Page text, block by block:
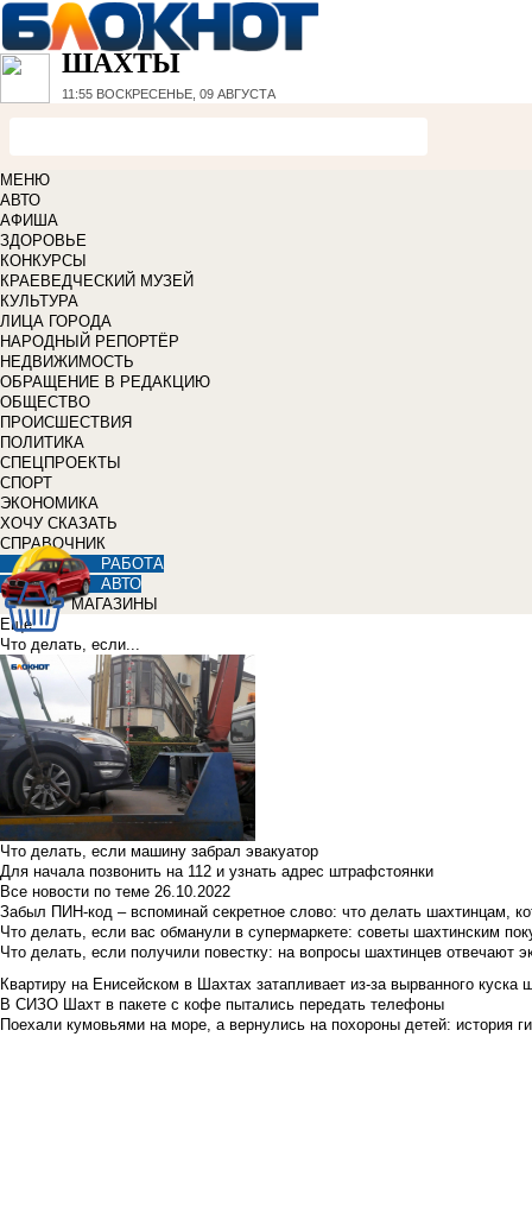
ШАХТЫ
11:55 ВОСКРЕСЕНЬЕ, 09 АВГУСТА
МЕНЮ
АВТО
АФИША
ЗДОРОВЬЕ
КОНКУРСЫ
КРАЕВЕДЧЕСКИЙ МУЗЕЙ
КУЛЬТУРА
ЛИЦА ГОРОДА
НАРОДНЫЙ РЕПОРТЁР
НЕДВИЖИМОСТЬ
ОБРАЩЕНИЕ В РЕДАКЦИЮ
ОБЩЕСТВО
ПРОИСШЕСТВИЯ
ПОЛИТИКА
СПЕЦПРОЕКТЫ
СПОРТ
ЭКОНОМИКА
ХОЧУ СКАЗАТЬ
СПРАВОЧНИК
РАБОТА
АВТО
МАГАЗИНЫ
Еще
Что делать, если...
Что делать, если машину забрал эвакуатор
Для начала позвонить на 112 и узнать адрес штрафстоянки
Все новости по теме 26.10.2022
Забыл ПИН-код – вспоминай секретное слово: что делать шахтинцам,
Что делать, если вас обманули в супермаркете: советы шахтинским
Что делать, если получили повестку: на вопросы шахтинцев отвечают
Квартиру на Енисейском в Шахтах затапливает из-за вырванного
В СИЗО Шахт в пакете с кофе пытались передать телефоны
Поехали кумовьями на море, а вернулись на похороны детей: история